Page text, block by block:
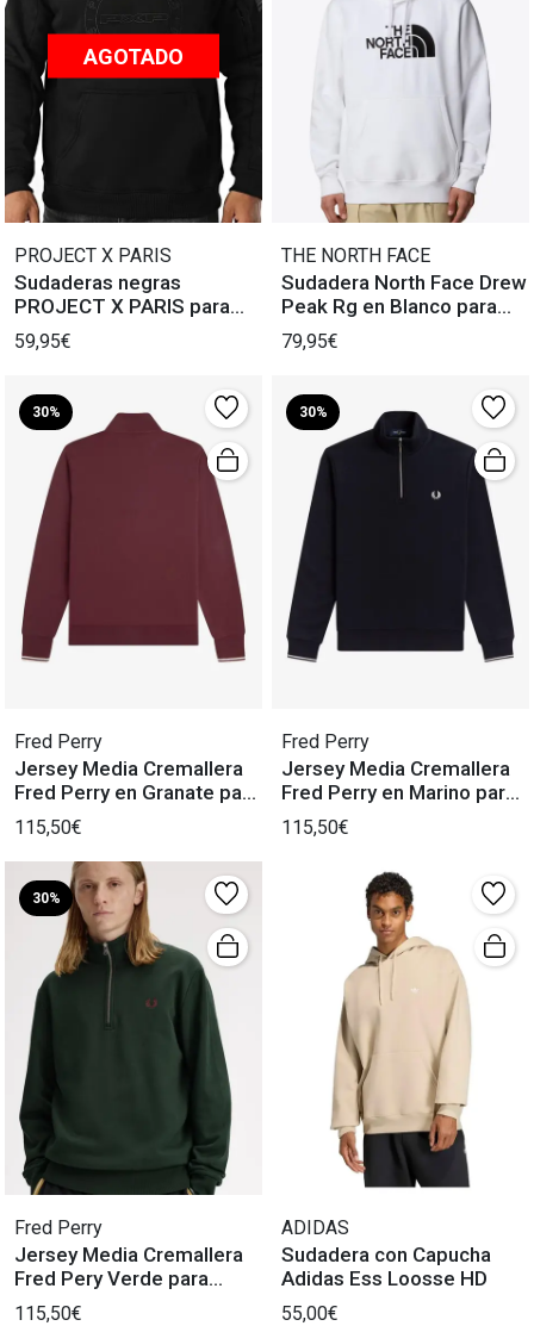
AGOTADO
PROJECT X PARIS
Sudaderas negras
PROJECT X PARIS para
Hombre
59,95€
THE NORTH FACE
Sudadera North Face Drew
Peak Rg en Blanco para
Hombre
79,95€
30%
Fred Perry
Jersey Media Cremallera
Fred Perry en Granate para
Hombre
115,50€
30%
Fred Perry
Jersey Media Cremallera
Fred Perry en Marino para
Hombre
115,50€
30%
Fred Perry
Jersey Media Cremallera
Fred Pery Verde para
Hombre
115,50€
ADIDAS
Sudadera con Capucha
Adidas Ess Loosse HD
55,00€